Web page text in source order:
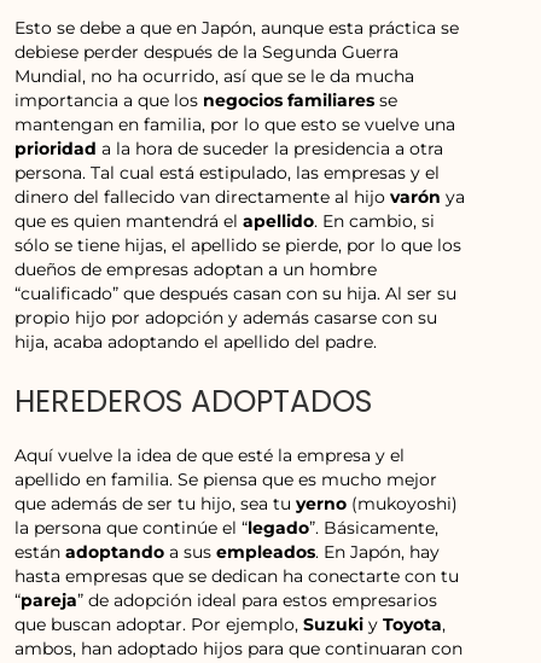
Esto se debe a que en Japón, aunque esta práctica se
debiese perder después de la Segunda Guerra
Mundial, no ha ocurrido, así que se le da mucha
importancia a que los negocios familiaresse
mantengan en familia, por lo que esto se vuelve una
prioridad a la hora de suceder la presidencia a otra
persona. Tal cual está estipulado, las empresas y el
dinero del fallecido van directamente al hijovarón ya
que es quien mantendrá elapellido. En cambio, si
sólo se tiene hijas, el apellido se pierde, por lo que los
dueños de empresas adoptan a un hombre
“cualificado” que después casan con su hija. Al ser su
propio hijo por adopción y además casarse con su
hija, acaba adoptando el apellido del padre.
HEREDEROS ADOPTADOS
Aquí vuelve la idea de que esté la empresa y el
apellido en familia. Se piensa que es mucho mejor
que además de ser tu hijo, sea tuyerno (mukoyoshi)
la persona que continúe el “legado”. Básicamente,
estánadoptando a susempleados. En Japón, hay
hasta empresas que se dedican ha conectarte con tu
“pareja” de adopción ideal para estos empresarios
que buscan adoptar. Por ejemplo,SuzukiyToyota,
ambos, han adoptado hijos para que continuaran con